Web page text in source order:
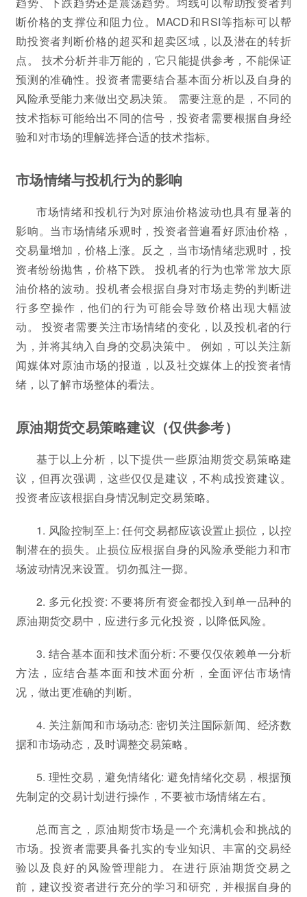
断价格的支撑位和阻力位。MACD和RSI等指标可以帮
助投资者判断价格的超买和超卖区域，以及潜在的转折
点。 技术分析并非万能的，它只能提供参考，不能保证
预测的准确性。投资者需要结合基本面分析以及自身的
风险承受能力来做出交易决策。 需要注意的是，不同的
技术指标可能给出不同的信号，投资者需要根据自身经
验和对市场的理解选择合适的技术指标。
市场情绪与投机行为的影响
市场情绪和投机行为对原油价格波动也具有显著的
影响。当市场情绪乐观时，投资者普遍看好原油价格，
交易量增加，价格上涨。反之，当市场情绪悲观时，投
资者纷纷抛售，价格下跌。 投机者的行为也常常放大原
油价格的波动。投机者会根据自身对市场走势的判断进
行多空操作，他们的行为可能会导致价格出现大幅波
动。 投资者需要关注市场情绪的变化，以及投机者的行
为，并将其纳入自身的交易决策中。 例如，可以关注新
闻媒体对原油市场的报道，以及社交媒体上的投资者情
绪，以了解市场整体的看法。
原油期货交易策略建议（仅供参考）
基于以上分析，以下提供一些原油期货交易策略建
议，但再次强调，这些仅仅是建议，不构成投资建议。
投资者应该根据自身情况制定交易策略。
1. 风险控制至上: 任何交易都应该设置止损位，以控
制潜在的损失。止损位应根据自身的风险承受能力和市
场波动情况来设置。切勿孤注一掷。
2. 多元化投资: 不要将所有资金都投入到单一品种的
原油期货交易中，应进行多元化投资，以降低风险。
3. 结合基本面和技术面分析: 不要仅仅依赖单一分析
方法，应结合基本面和技术面分析，全面评估市场情
况，做出更准确的判断。
4. 关注新闻和市场动态: 密切关注国际新闻、经济数
据和市场动态，及时调整交易策略。
5. 理性交易，避免情绪化: 避免情绪化交易，根据预
先制定的交易计划进行操作，不要被市场情绪左右。
总而言之，原油期货市场是一个充满机会和挑战的
市场。投资者需要具备扎实的专业知识、丰富的交易经
验以及良好的风险管理能力。在进行原油期货交易之
前，建议投资者进行充分的学习和研究，并根据自身的